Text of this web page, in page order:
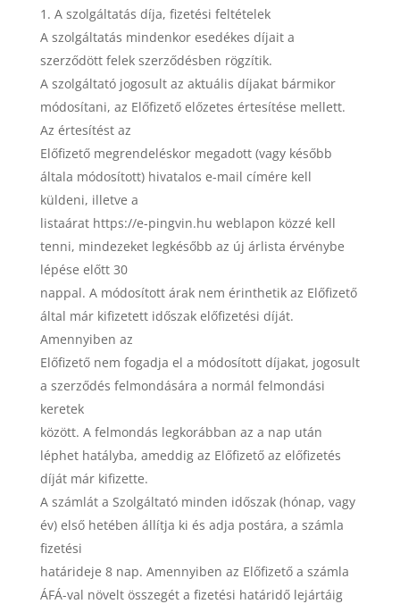
A szolgáltatás díja, fizetési feltételek
A szolgáltatás mindenkor esedékes díjait a
szerződött felek szerződésben rögzítik.
A szolgáltató jogosult az aktuális díjakat bármikor
módosítani, az Előfizető előzetes értesítése mellett.
Az értesítést az
Előfizető megrendeléskor megadott (vagy később
általa módosított) hivatalos e-mail címére kell
küldeni, illetve a
listaárat https://e-pingvin.hu weblapon közzé kell
tenni, mindezeket legkésőbb az új árlista érvénybe
lépése előtt 30
nappal. A módosított árak nem érinthetik az Előfizető
által már kifizetett időszak előfizetési díját.
Amennyiben az
Előfizető nem fogadja el a módosított díjakat, jogosult
a szerződés felmondására a normál felmondási
keretek
között. A felmondás legkorábban az a nap után
léphet hatályba, ameddig az Előfizető az előfizetés
díját már kifizette.
A számlát a Szolgáltató minden időszak (hónap, vagy
év) első hetében állítja ki és adja postára, a számla
fizetési
határideje 8 nap. Amennyiben az Előfizető a számla
ÁFÁ-val növelt összegét a fizetési határidő lejártáig